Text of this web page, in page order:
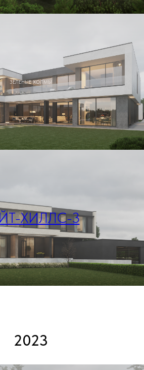
ЗЕЛЕНЫЕ ХОЛМЫ
ХИЛЛС-3
2023